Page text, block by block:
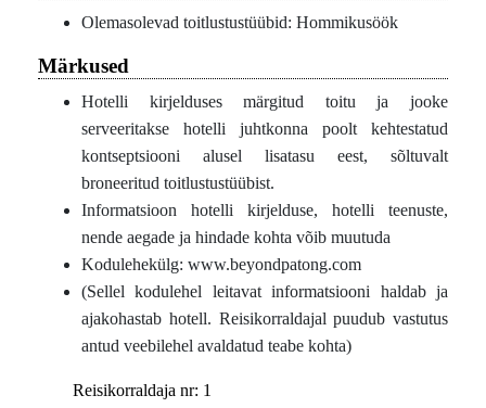
Olemasolevad toitlustustüübid: Hommikusöök
Märkused
Hotelli kirjelduses märgitud toitu ja jooke
serveeritakse hotelli juhtkonna poolt kehtestatud
kontseptsiooni alusel lisatasu eest, sõltuvalt
broneeritud toitlustustüübist.
Informatsioon hotelli kirjelduse, hotelli teenuste,
nende aegade ja hindade kohta võib muutuda
Kodulehekülg: www.beyondpatong.com
(Sellel kodulehel leitavat informatsiooni haldab ja
ajakohastab hotell. Reisikorraldajal puudub vastutus
antud veebilehel avaldatud teabe kohta)
Reisikorraldaja nr: 1